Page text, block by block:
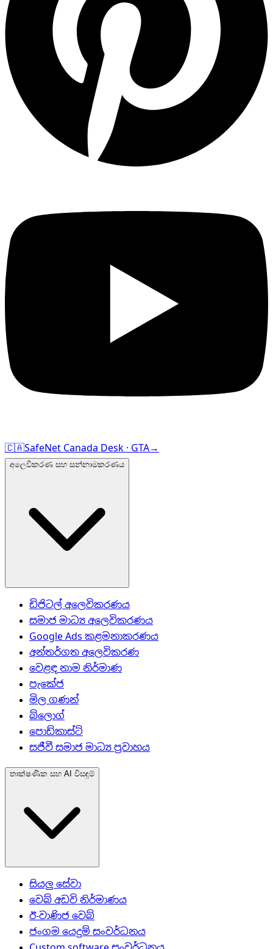
🇨🇦SafeNet Canada Desk · GTA→
අලෙවිකරණ සහ සන්නාමකරණය
ඩිජිටල් අලෙවිකරණය
සමාජ මාධ්‍ය අලෙවිකරණය
Google Ads කළමනාකරණය
අන්තර්ගත අලෙවිකරණ
වෙළඳ නාම නිර්මාණ
පැකේජ
මිල ගණන්
බ්ලොග්
පොඩ්කාස්ට්
සජීවී සමාජ මාධ්‍ය ප්‍රවාහය
තාක්ෂණික සහ AI විසඳුම්
සියලු සේවා
වෙබ් අඩවි නිර්මාණය
ඊ-වාණිජ වෙබ්
ජංගම යෙදුම් සංවර්ධනය